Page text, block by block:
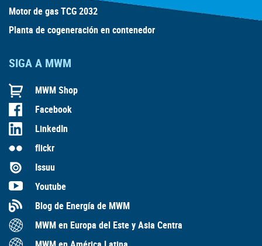
Motor de gas TCG 2032
Planta de cogeneración en contenedor
SIGA A MWM
MWM Shop
Facebook
LinkedIn
flickr
Issuu
Youtube
Blog de Energía de MWM
MWM en Europa del Este y Asia Centra